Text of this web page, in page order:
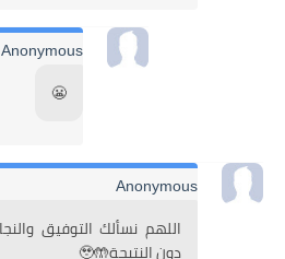
Anonymous
😬
Anonymous
دون النتيجة🤲🥹